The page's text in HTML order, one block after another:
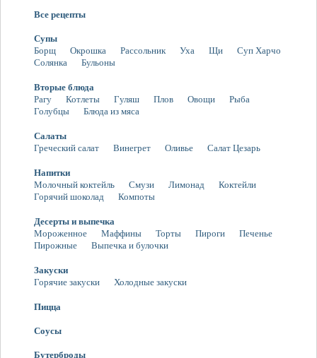
Все рецепты
Супы
Борщ
Окрошка Рассольник Уха Щи
Суп Харчо
Солянка
Бульоны
Вторые блюда
Рагу
Котлеты Гуляш Плов Овощи
Рыба
Голубцы
Блюда из мяса
Салаты
Греческий салат
Винегрет Оливье Салат Цезарь
Напитки
Молочный коктейль
Смузи Лимонад
Коктейли
Горячий шоколад
Компоты
Десерты и выпечка
Мороженное
Маффины Торты Пироги
Печенье
Пирожные
Выпечка и булочки
Закуски
Горячие закуски
Холодные закуски
Пицца
Соусы
Бутерброды